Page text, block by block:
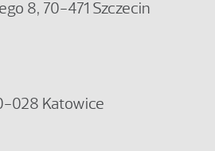
8, 70-471 Szczecin
028 Katowice